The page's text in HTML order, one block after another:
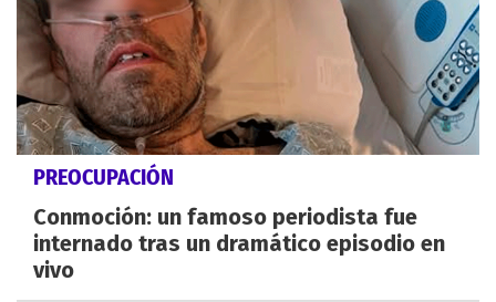
PREOCUPACIÓN
Conmoción: un famoso periodista fue
internado tras un dramático episodio en
vivo